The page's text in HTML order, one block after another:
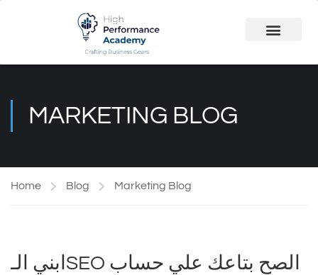
MARKETING BLOG
Home Blog Marketing Blog
ابني الـSEO الصح بتاعك علي حساب